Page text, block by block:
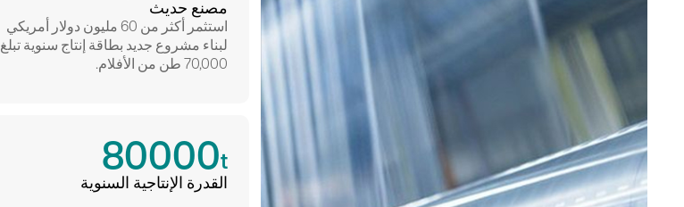
مصنع حديث
استثمر أكثر من 60 مليون دولار أمريكي
لبناء مشروع جديد بطاقة إنتاج سنوية تبلغ
70,000 طن من الأفلام.
80000t
القدرة الإنتاجية السنوية